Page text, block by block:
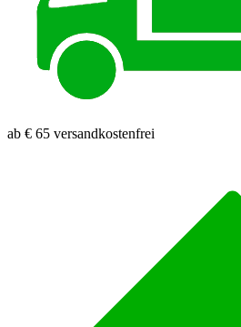
ab € 65 versandkostenfrei